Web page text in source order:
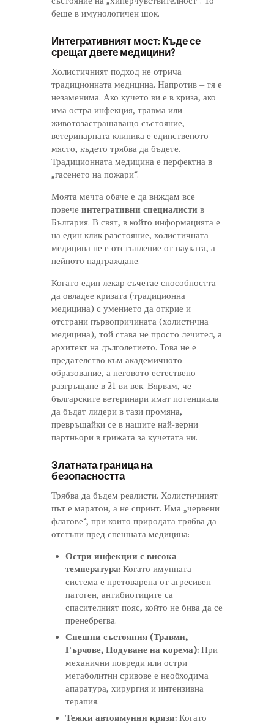
беше в имунологичен шок.
Интегративният мост: Къде се
срещат двете медицини?
Холистичният подход не отрича
традиционната медицина. Напротив – тя е
незаменима. Ако кучето ви е в криза, ако
има остра инфекция, травма или
животозастрашаващо състояние,
ветеринарната клиника е единственото
място, където трябва да бъдете.
Традиционната медицина е перфектна в
„гасенето на пожари“.
Моята мечта обаче е да виждам все
повече интегративни специалисти в
България. В свят, в който информацията е
на един клик разстояние, холистичната
медицина не е отстъпление от науката, а
нейното надграждане.
Когато един лекар съчетае способността
да овладее кризата (традиционна
медицина) с умението да открие и
отстрани първопричината (холистична
медицина), той става не просто лечител, а
архитект на дълголетието. Това не е
предателство към академичното
образование, а неговото естествено
разгръщане в 21-ви век. Вярвам, че
българските ветеринари имат потенциала
да бъдат лидери в тази промяна,
превръщайки се в нашите най-верни
партньори в грижата за кучетата ни.
Златната граница на
безопасността
Трябва да бъдем реалисти. Холистичният
път е маратон, а не спринт. Има „червени
флагове“, при които природата трябва да
отстъпи пред спешната медицина:
Остри инфекции с висока
температура: Когато имунната
система е претоварена от агресивен
патоген, антибиотиците са
спасителният пояс, който не бива да се
пренебрегва.
Спешни състояния (Травми,
Гърчове, Подуване на корема):При
механични повреди или остри
метаболитни сривове е необходима
апаратура, хирургия и интензивна
терапия.
Тежки автоимунни кризи:Когато